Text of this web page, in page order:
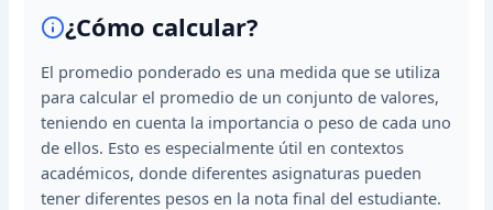
¿Cómo calcular?
El promedio ponderado es una medida que se utiliza
para calcular el promedio de un conjunto de valores,
teniendo en cuenta la importancia o peso de cada uno
de ellos. Esto es especialmente útil en contextos
académicos, donde diferentes asignaturas pueden
tener diferentes pesos en la nota final del estudiante.